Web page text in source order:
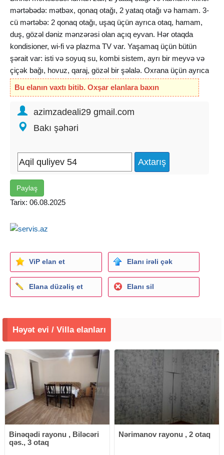
mərtəbədə: mətbəx, qonaq otağı, 2 yataq otağı və hamam. 3-
cü mərtəbə: 2 qonaq otağı, uşaq üçün ayrıca otaq, hamam,
duş, gözəl dəniz mənzərəsi olan açıq eyvan. Hər otaqda
kondisioner, wi-fi və plazma TV var. Yaşamaq üçün bütün
şərait var: isti və soyuq su, kombi sistem, ayrı bir meyvə və
çiçək bağı, hovuz, qaraj, gözəl bir şəlalə. Oxrana üçün ayrıca
bir ev. Villa Sentyabr ayınan verilir (Sentyabr 5000 azn) və
gündəlikdə mümkündür (7 gün- 2000 azn, 10 gün- 2500 azn,
15 gün- 3000 azn)
Сдается 3-х этажная вилла, площадью 20 сот на
Новханы. . Прекраный вид на море. На первом этаже:
гостиная, 2 спальни, санузел. На третьем: 2 гостиных,
детская, санузел, душевая, открытый балкон с
прекрасным видом на море. В каждой комнате имеется
кондиционер, плазменный телевизор и wi-fi. Все
удобства для проживания есть: горячая и холодная
гараж, прекрасный водопад. Так же имеется отдельный
(Сентябрь-5000 азн)., а также и посудочно (7 дней-2000
азн, 10 дней -2500 азн, 15 дней-3000 азн)
Bu elanın vaxtı bitib. Oxşar elanlara baxın
azimzadeali29 gmail.com
Bakı şəhəri
Paylaş
Tarix: 06.08.2025
ViP elan et Elanı irəli çək
Elana düzəliş et Elanı sil
Həyət evi / Villa elanları
Binəqədi rayonu , Biləcəri
qəs., 3 otaq
Nərimanov rayonu , 2 otaq